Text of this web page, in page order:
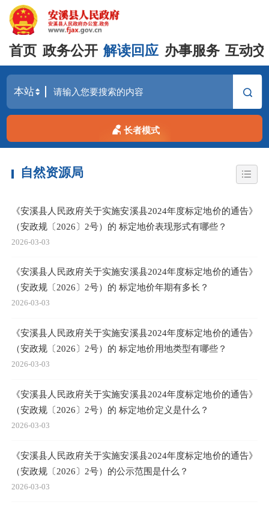
首页 政务公开 解读回应 办事服务 互动
长者模式
自然资源局
《安溪县人民政府关于实施安溪县2024年度标定地价的通告》
（安政规〔2026〕2号）的 标定地价表现形式有哪些？
2026-03-03
《安溪县人民政府关于实施安溪县2024年度标定地价的通告》
（安政规〔2026〕2号）的 标定地价年期有多长？
2026-03-03
《安溪县人民政府关于实施安溪县2024年度标定地价的通告》
（安政规〔2026〕2号）的 标定地价用地类型有哪些？
2026-03-03
《安溪县人民政府关于实施安溪县2024年度标定地价的通告》
（安政规〔2026〕2号）的 标定地价定义是什么？
2026-03-03
《安溪县人民政府关于实施安溪县2024年度标定地价的通告》
（安政规〔2026〕2号）的公示范围是什么？
2026-03-03